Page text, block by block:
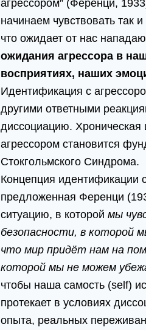
агрессором” (Ференци,
начинаем чувствовать так
что ожидает от нас
ожидания агрессора в
восприятиях, наших
Идентификация с
другими ответными
диссоциацию. Хроническая
агрессором становится
Стокгольмского Синдрома.
Концепция идентификации
предложенная Ференци
ситуацию, в котороймы
безопасности, в которой
что мир придёт нам на
которой мы не можем
чтобы наша самость (self)
протекает в условиях
опыта, реальных